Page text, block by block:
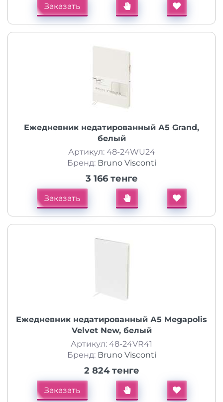
Заказать
Ежедневник недатированный А5 Grand,
белый
Артикул: 48-24WU24
Бренд: Bruno Visconti
3 166 тенге
Заказать
Ежедневник недатированный А5 Megapolis
Velvet New, белый
Артикул: 48-24VR41
Бренд: Bruno Visconti
2 824 тенге
Заказать